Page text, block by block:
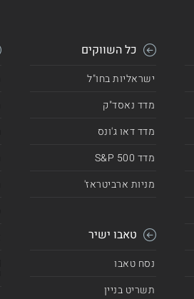
כל השווקים
ישראליות בחו"ל
מדד נאסד"ק
מדד דאו ג'ונס
מדד 500 S&P
מניות ארביטראז'
טאבו ישיר
נסח טאבו
תשריט בניין